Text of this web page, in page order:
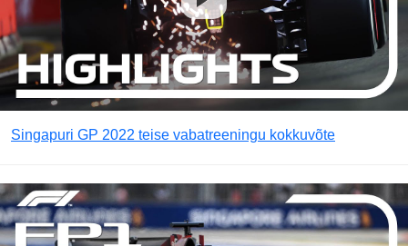
Singapuri GP 2022 teise vabatreeningu kokkuvõte